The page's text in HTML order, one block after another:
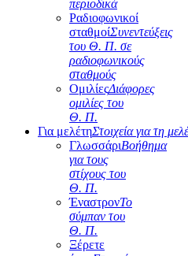
περιοδικά
Ραδιοφωνικοί
σταθμοίΣυνεντεύξεις
του Θ. Π. σε
ραδιοφωνικούς
σταθμούς
ΟμιλίεςΔιάφορες
ομιλίες του
Θ. Π.
Για μελέτηΣτοιχεία για τη
ΓλωσσάριΒοήθημα
για τους
στίχους του
Θ. Π.
ΈναστρονΤο
σύμπαν του
Θ. Π.
Ξέρετε